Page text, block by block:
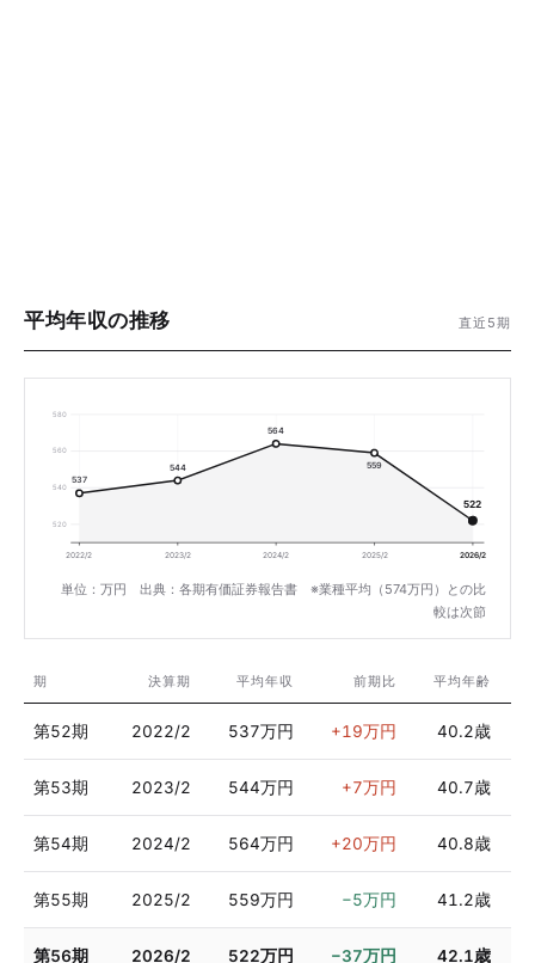
平均年収の推移 直近5期
580
560
540
520
537
544
564
559
522
2022/2 2023/2 2024/2 2025/2 2026/2
単位：万円 出典：各期有価証券報告書 ※業種平均（574万円）との比
較は次節
期 決算期 平均年収 前期比 平均年齢
第52期 2022/2 537万円 +19万円 40.2歳
第53期 2023/2 544万円 +7万円 40.7歳
第54期 2024/2 564万円 +20万円 40.8歳
第55期 2025/2 559万円 −5万円 41.2歳
第56期 2026/2 522万円 −37万円 42.1歳